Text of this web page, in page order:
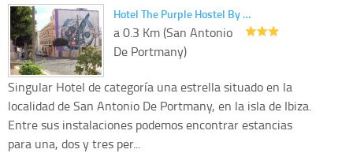
Hotel The Purple Hostel By …
a 0.3 Km (San Antonio
De Portmany)
Singular Hotel de categoría una estrella situado en la
localidad de San Antonio De Portmany, en la isla de Ibiza.
Entre sus instalaciones podemos encontrar estancias
para una, dos y tres per...